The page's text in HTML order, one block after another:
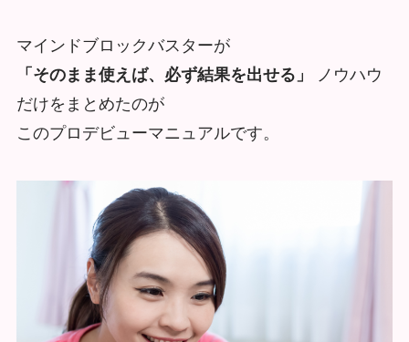
マインドブロックバスターが
「そのまま使えば、必ず結果を出せる」
ノウハウ
だけをまとめたのが
このプロデビューマニュアルです。